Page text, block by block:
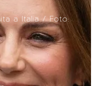
a Italia / Foto: